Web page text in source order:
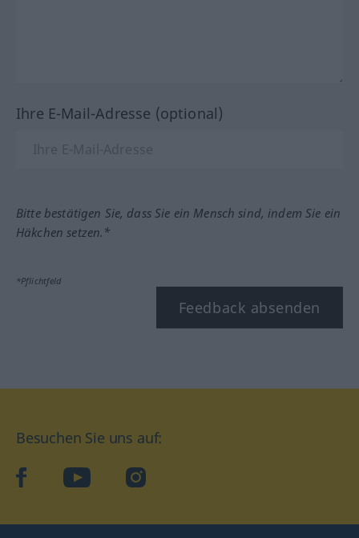
Ihre E-Mail-Adresse (optional)
Bitte bestätigen Sie, dass Sie ein Mensch sind, indem Sie ein
Häkchen setzen.*
*Pflichtfeld
Feedback absenden
Besuchen Sie uns auf:
facebookYouTube Instagram